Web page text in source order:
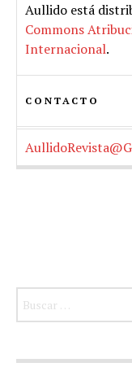
Aullido está
Commons
Internacional.
CONTACTO